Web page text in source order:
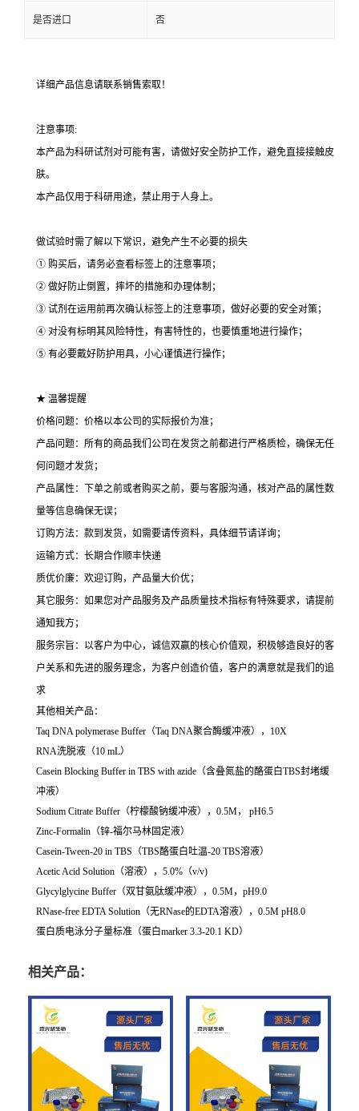
是否进口 否
详细产品信息请联系销售索取！
注意事项:
本产品为科研试剂对可能有害，请做好安全防护工作，避免直接接触皮
肤。
本产品仅用于科研用途，禁止用于人身上。
做试验时需了解以下常识，避免产生不必要的损失
① 购买后，请务必查看标签上的注意事项；
② 做好防止倒置，摔坏的措施和办理体制；
③ 试剂在运用前再次确认标签上的注意事项，做好必要的安全对策；
④ 对没有标明其风险特性，有害特性的，也要慎重地进行操作；
⑤ 有必要戴好防护用具，小心谨慎进行操作；
★ 温馨提醒
价格问题：价格以本公司的实际报价为准；
产品问题：所有的商品我们公司在发货之前都进行严格质检，确保无任
何问题才发货；
产品属性：下单之前或者购买之前，要与客服沟通，核对产品的属性数
量等信息确保无误；
订购方法：款到发货，如需要请传资料，具体细节请详询；
运输方式：长期合作顺丰快递
质优价廉：欢迎订购，产品量大价优；
其它服务：如果您对产品服务及产品质量技术指标有特殊要求，请提前
通知我方；
服务宗旨：以客户为中心，诚信双赢的核心价值观，积极够造良好的客
户关系和先进的服务理念，为客户创造价值，客户的满意就是我们的追
求
其他相关产品：
Taq DNA polymerase Buffer（Taq DNA聚合酶缓冲液），10X
RNA洗脱液（10 mL）
Casein Blocking Buffer in TBS with azide（含叠氮盐的酪蛋白TBS封堵缓
冲液）
Sodium Citrate Buffer（柠檬酸钠缓冲液），0.5M， pH6.5
Zinc-Formalin（锌-福尔马林固定液）
Casein-Tween-20 in TBS（TBS酪蛋白吐温-20 TBS溶液）
Acetic Acid Solution（溶液），5.0%（v/v)
Glycylglycine Buffer（双甘氨肽缓冲液），0.5M，pH9.0
RNase-free EDTA Solution（无RNase的EDTA溶液），0.5M pH8.0
蛋白质电泳分子量标准（蛋白marker 3.3-20.1 KD）
相关产品：